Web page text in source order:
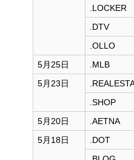
.LOCKER
.DTV
.OLLO
5月25日
.MLB
5月23日
.SHOP
5月20日
.AETNA
5月18日
.DOT